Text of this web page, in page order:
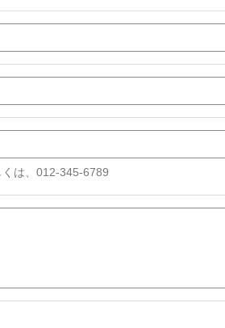
は、012-345-6789